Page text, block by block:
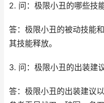
2. 问：极限小丑的哪些技
答：极限小丑的被动技能
其技能释放。
3. 问：极限小丑的出装建
答：极限小丑的出装建议